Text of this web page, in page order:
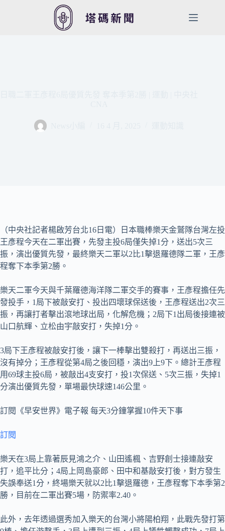
（中央社記者楊啟芳台北16日電）日本職棒樂天金鷲隊台灣左投
王彥程今天在二軍出賽，先發主投6局僅失掉1分，送出5次三
振，演出優質先發，最終樂天二軍以2比1擊退羅德隊二軍，王彥
程奪下本季第2勝。
樂天二軍今天與千葉羅德海洋隊二軍交手的賽事，王彥程擔任先
發投手，1局下被敲安打、投出四壞球保送後，王彥程送出2次三
振，再讓打者擊出滾地球出局，化解危機；2局下1出局後接連被
山口航輝、立松由宇敲安打，失掉1分。
3局下王彥程被敲安打後，讓下一棒擊出雙殺打，再送出三振，
沒有掉分；王彥程從第4局之後回穩，演出9上9下。總計王彥程
用69球主投6局，被敲出4支安打，投1次保送、5次三振，失掉1
分演出優質先發，單場最快球速146公里。
訂閱《早安世界》電子報 每天3分鐘掌握10件天下事
訂閱
樂天在3局上靠著辰見鴻之介、山田遙楓、吉野創士接連敲安
打，追平比分；4局上岡島豪郎、田中和基敲安打後，對方發生
失誤奉送1分，終場樂天就以2比1擊退羅德，王彥程奪下本季第2
勝，目前在二軍出賽5場，防禦率2.40。
此外，去年透過選秀加入樂天的台灣小將陽柏翔，此戰先發打第